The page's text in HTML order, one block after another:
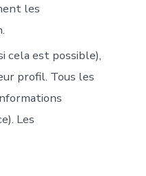
les
cela est possible),
profil. Tous les
Les